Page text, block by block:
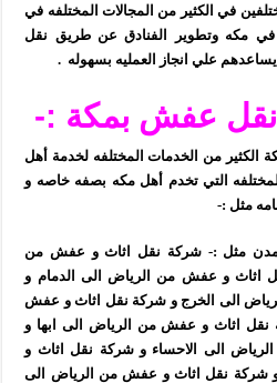
في الكثير من المجالات المختلفه في
في مكه وتطوير الفنادق عن طريق نقل
علي انجاز العمليه بسهوله .
عفش بمكة :-
من الخدمات المختلفه لخدمة أهل
التي تخدم أهل مكه بصفه خاصه و
مثل :-
مثل :- شركة نقل اثاث و عفش من
اثاث و عفش من الرياض الى الدمام و
الى الخرج و شركة نقل اثاث و عفش
نقل اثاث و عفش من الرياض الى ابها و
الى الاحساء و شركة نقل اثاث و
نقل اثاث و عفش من الرياض الى